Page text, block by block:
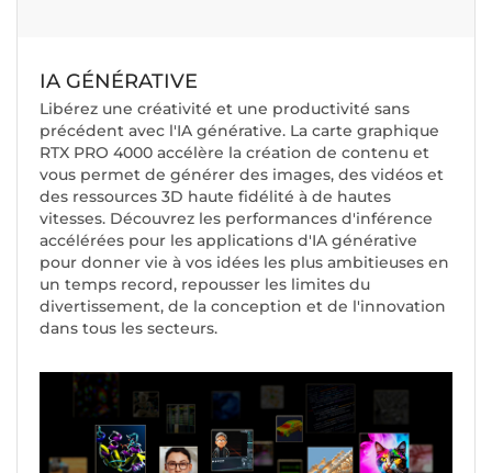
IA GÉNÉRATIVE
Libérez une créativité et une productivité sans
précédent avec l'IA générative. La carte graphique
RTX PRO 4000 accélère la création de contenu et
vous permet de générer des images, des vidéos et
des ressources 3D haute fidélité à de hautes
vitesses. Découvrez les performances d'inférence
accélérées pour les applications d'IA générative
pour donner vie à vos idées les plus ambitieuses en
un temps record, repousser les limites du
divertissement, de la conception et de l'innovation
dans tous les secteurs.